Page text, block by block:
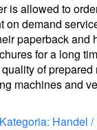
is allowed to
on demand
paperback and
for a long
of
machines and
Kategoria: Handel